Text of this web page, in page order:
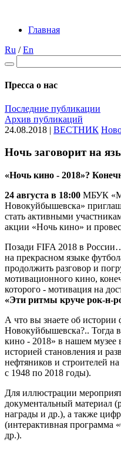
Главная
Ru /En
Пресса о нас
Последние публикации
Архив публикаций
24.08.2018 | ВЕСТНИК
Ночь заговорит на
«Ночь кино - 2018»?
24 августа в 18:00 МБУК
Новокуйбышевска»
стать активными
акции «Ночь кино» и
Позади FIFA 2018 в
на прекрасном языке
продолжить разговор и
мотивационного кино,
которого - мотивация на
«Эти ритмы круче рок-н-
А что вы знаете об истории
Новокуйбышевска?.. Тогда
кино - 2018» в нашем музее
историей становления и
нефтяников и строителей
с 1948 по 2018 годы).
Для иллюстрации
документальный материал
награды и др.), а также
(интерактивная программа
др.).